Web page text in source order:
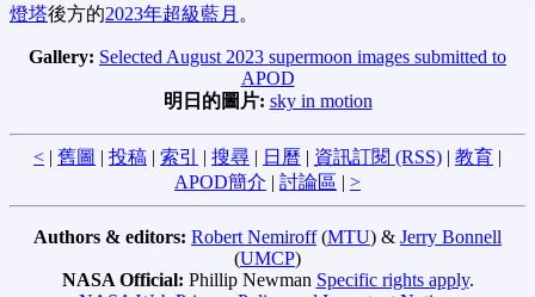
燈塔後方的2023年超級藍月 。
Gallery: Selected August 2023 supermoon images submitted to
APOD
明日的圖片: sky in motion
< | 舊圖 | 投稿 | 索引 | 搜尋 | 日曆 | 資訊訂閱 (RSS) | 教育 |
APOD簡介 | 討論區 | >
Authors & editors: Robert Nemiroff(MTU) & Jerry Bonnell
(UMCP)
NASA Official: Phillip Newman Specific rights apply.